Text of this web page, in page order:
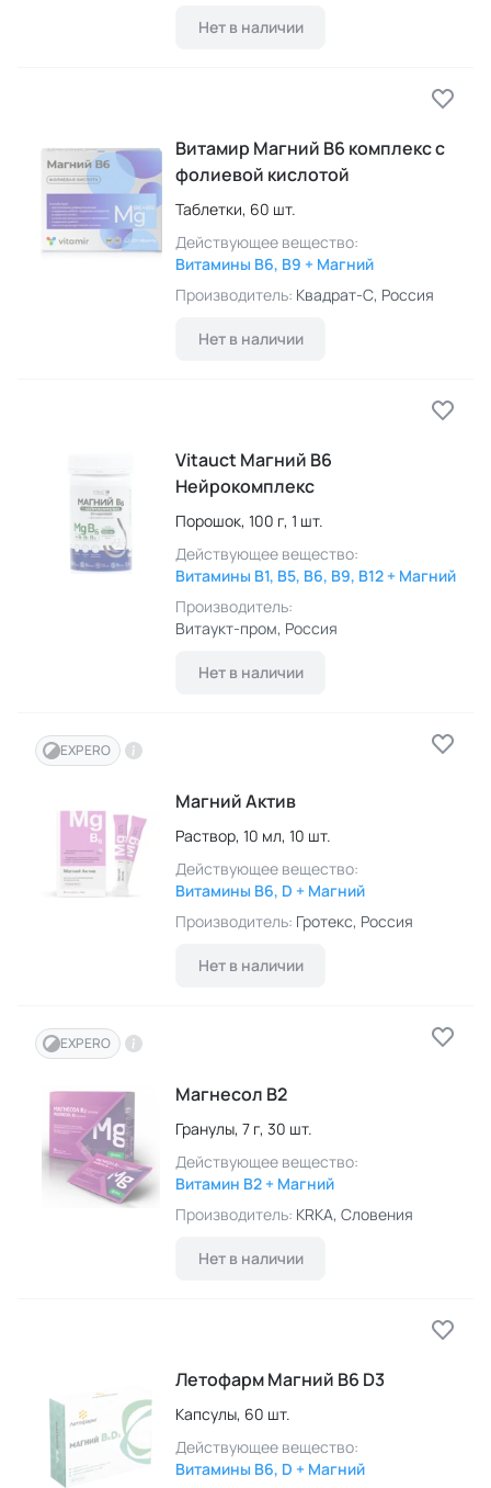
Нет в наличии
Витамир Магний B6 комплекс с
фолиевой кислотой
Таблетки, 60 шт.
Действующее вещество:
Витамины B6, B9 + Магний
Производитель: Квадрат-С, Россия
Нет в наличии
Vitauct Магний B6
Нейрокомплекс
Порошок, 100 г, 1 шт.
Действующее вещество:
Витамины B1, B5, B6, B9, B12 + Магний
Производитель:
Витаукт-пром, Россия
Нет в наличии
EXPERO
Магний Актив
Раствор, 10 мл, 10 шт.
Действующее вещество:
Витамины B6, D + Магний
Производитель: Гротекс, Россия
Нет в наличии
EXPERO
Магнесол В2
Гранулы, 7 г, 30 шт.
Действующее вещество:
Витамин B2 + Магний
Производитель: KRKA, Словения
Нет в наличии
Летофарм Магний B6 D3
Капсулы, 60 шт.
Действующее вещество:
Витамины B6, D + Магний